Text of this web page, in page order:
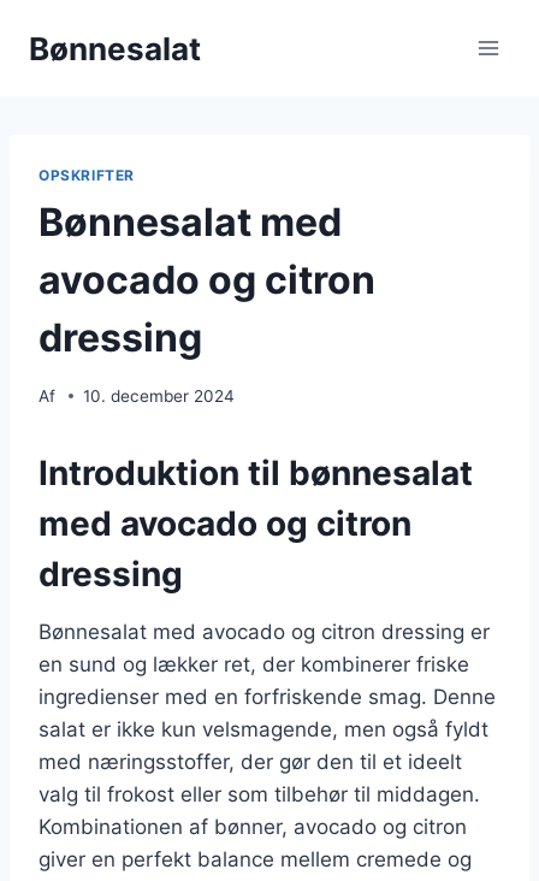
Bønnesalat
OPSKRIFTER
Bønnesalat med
avocado og citron
dressing
Af 10. december 2024
Introduktion til bønnesalat
med avocado og citron
dressing
Bønnesalat med avocado og citron dressing er
en sund og lækker ret, der kombinerer friske
ingredienser med en forfriskende smag. Denne
salat er ikke kun velsmagende, men også fyldt
med næringsstoffer, der gør den til et ideelt
valg til frokost eller som tilbehør til middagen.
Kombinationen af bønner, avocado og citron
giver en perfekt balance mellem cremede og